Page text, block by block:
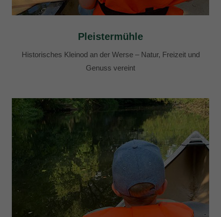
Pleistermühle
Historisches Kleinod an der Werse – Natur, Freizeit und
Genuss vereint